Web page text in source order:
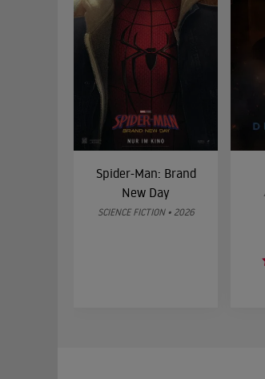
Spider-Man: Brand
New Day
SCIENCE FICTION • 2026